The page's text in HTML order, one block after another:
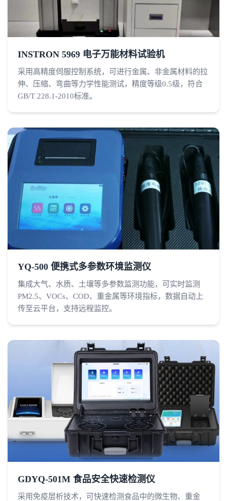
INSTRON 5969 电子万能材料试验机
采用高精度伺服控制系统，可进行金属、非金属材料的拉
伸、压缩、弯曲等力学性能测试，精度等级0.5级，符合
GB/T 228.1-2010标准。
YQ-500 便携式多参数环境监测仪
集成大气、水质、土壤等多参数监测功能，可实时监测
PM2.5、VOCs、COD、重金属等环境指标，数据自动上
传至云平台，支持远程监控。
GDYQ-501M 食品安全快速检测仪
采用免疫层析技术，可快速检测食品中的微生物、重金